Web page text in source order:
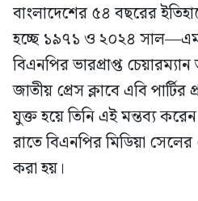
বাংলাদেশের ৫৪ বছরের
হচ্ছে ১৯৭১ ও ২০২৪
বিএনপির ভারপ্রাপ্ত
জাতীয় প্রেস ক্লাবে এবি পার্টির
যুক্ত হয়ে তিনি এই মন্তব্য
রাতে বিএনপির মিডিয়া
করা হয়।